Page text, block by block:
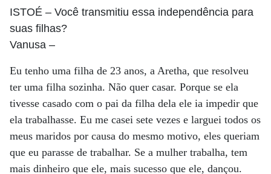
ISTOÉ – Você transmitiu essa independência para
suas filhas?
Vanusa –
Eu tenho uma filha de 23 anos, a Aretha, que resolveu
ter uma filha sozinha. Não quer casar. Porque se ela
tivesse casado com o pai da filha dela ele ia impedir que
ela trabalhasse. Eu me casei sete vezes e larguei todos os
meus maridos por causa do mesmo motivo, eles queriam
que eu parasse de trabalhar. Se a mulher trabalha, tem
mais dinheiro que ele, mais sucesso que ele, dançou.